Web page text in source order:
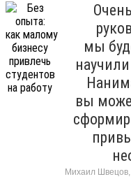
мы
вы
Михаил Швецов,